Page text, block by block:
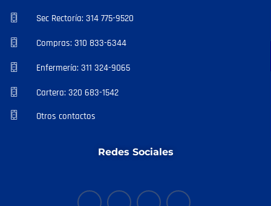
Sec Rectoría: 314 775-9520
Compras: 310 833-6344
Enfermería: 311 324-9065
Cartera: 320 683-1542
Otros contactos
Redes Sociales